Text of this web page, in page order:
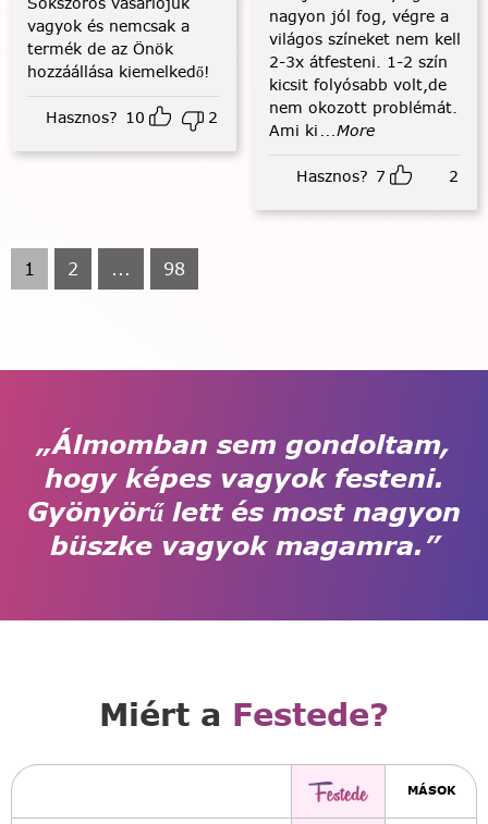
vagyok és nemcsak a
termék de az Önök
hozzáállása kiemelkedő!
Hasznos? 10 2
nagyon jól fog, végre a
világos színeket nem kell
2-3x átfesteni. 1-2 szín
kicsit folyósabb volt,de
nem okozott problémát.
Ami ki ...More
Hasznos? 7 2
1 2 ... 98
„Álmomban sem gondoltam,
hogy képes vagyok festeni.
Gyönyörű lett és most nagyon
büszke vagyok magamra.”
Miért a Festede?
MÁSOK